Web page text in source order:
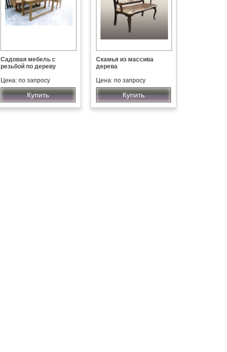
Садовая мебель с
резьбой по дереву
Цена: по запросу
Купить
Скамья из массива
дерева
Цена: по запросу
Купить